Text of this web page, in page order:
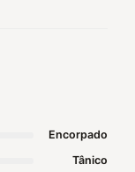
Encorpado
Tânico